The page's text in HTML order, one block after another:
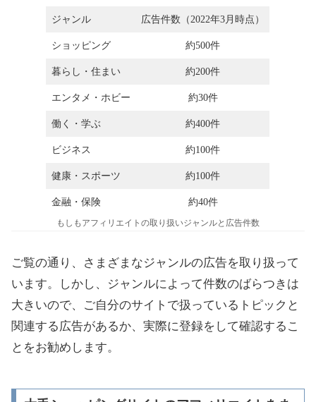
ジャンル 広告件数（2022年3月時点）
ショッピング 約500件
暮らし・住まい 約200件
エンタメ・ホビー 約30件
働く・学ぶ 約400件
ビジネス 約100件
健康・スポーツ 約100件
金融・保険 約40件
もしもアフィリエイトの取り扱いジャンルと広告件数
ご覧の通り、さまざまなジャンルの広告を取り扱って
います。しかし、ジャンルによって件数のばらつきは
大きいので、ご自分のサイトで扱っているトピックと
関連する広告があるか、実際に登録をして確認するこ
とをお勧めします。